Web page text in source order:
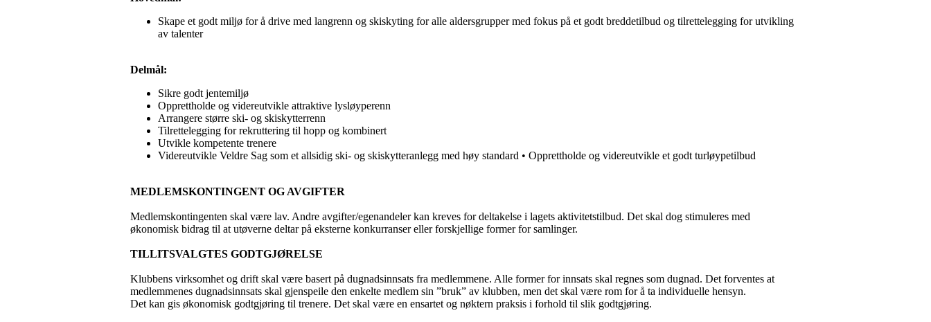
Skape et godt miljø for å drive med langrenn og skiskyting for alle aldersgrupper med fokus på et godt breddetilbud og tilrettelegging for utvikling
av talenter
Delmål:
Sikre godt jentemiljø
Opprettholde og videreutvikle attraktive lysløyperenn
Arrangere større ski- og skiskytterrenn
Tilrettelegging for rekruttering til hopp og kombinert
Utvikle kompetente trenere
Videreutvikle Veldre Sag som et allsidig ski- og skiskytteranlegg med høy standard • Opprettholde og videreutvikle et godt turløypetilbud
MEDLEMSKONTINGENT OG AVGIFTER
Medlemskontingenten skal være lav. Andre avgifter/egenandeler kan kreves for deltakelse i lagets aktivitetstilbud. Det skal dog stimuleres med
økonomisk bidrag til at utøverne deltar på eksterne konkurranser eller forskjellige former for samlinger.
TILLITSVALGTES GODTGJØRELSE
Klubbens virksomhet og drift skal være basert på dugnadsinnsats fra medlemmene. Alle former for innsats skal regnes som dugnad. Det forventes at
medlemmenes dugnadsinnsats skal gjenspeile den enkelte medlem sin ”bruk” av klubben, men det skal være rom for å ta individuelle hensyn.
Det kan gis økonomisk godtgjøring til trenere. Det skal være en ensartet og nøktern praksis i forhold til slik godtgjøring.